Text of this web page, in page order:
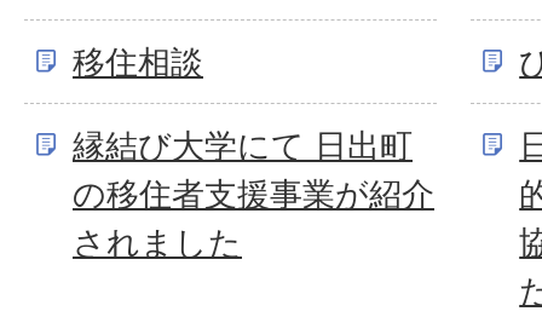
移住相談
縁結び大学にて 日出町
の移住者支援事業が紹介
されました